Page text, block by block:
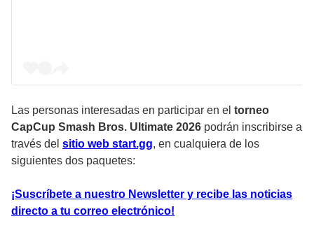
Las personas interesadas en participar en el torneo
CapCup Smash Bros. Ultimate 2026 podrán inscribirse a
través del sitio web start.gg, en cualquiera de los
siguientes dos paquetes:
¡Suscríbete a nuestro Newsletter y recibe las noticias
directo a tu correo electrónico!